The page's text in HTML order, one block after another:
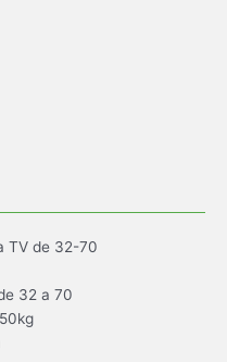
TV de 32-70
32 a 70